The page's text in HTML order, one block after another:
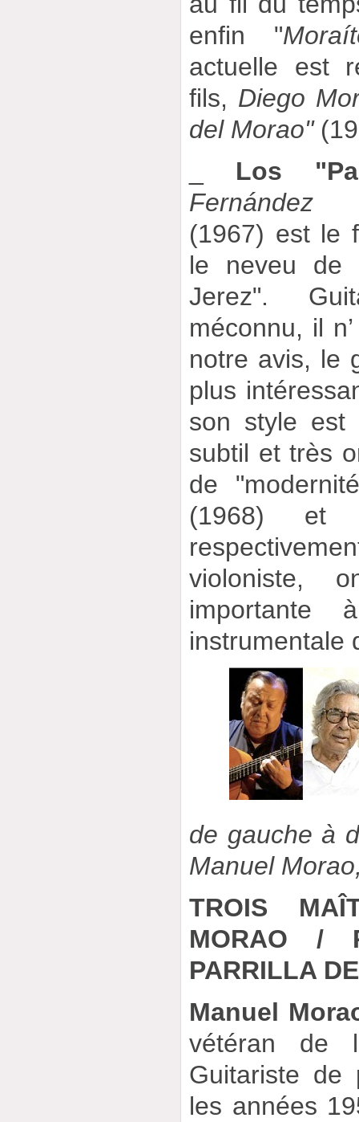
enfin "
actuelle est
fils, Diego
del Morao"
Los
Fernández
(1967) est le
le neveu de
Jerez".
méconnu, il
notre avis, le
plus
son style est
subtil et très
de
(1968)
violoniste,
importante
instrumentale
de gauche à
Manuel
TROIS
MORAO /
PARRILLA
Manuel
vétéran de
Guitariste de
les années